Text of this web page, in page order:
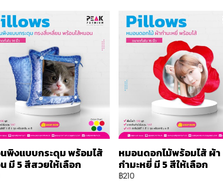
พิงแบบกระดุม พร้อมไส้
มี 5 สีสวยให้เลือก
หมอนดอกไม้พร้อมไส้ ผ้า
กำมะหยี่ มี 5 สีให้เลือก
฿210